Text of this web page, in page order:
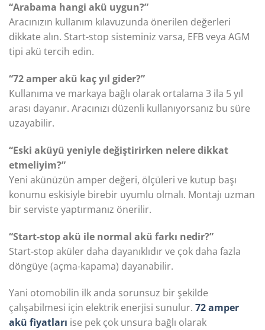
“Arabama hangi akü uygun?”
Aracınızın kullanım kılavuzunda önerilen değerleri
dikkate alın. Start-stop sisteminiz varsa, EFB veya AGM
tipi akü tercih edin.
“72 amper akü kaç yıl gider?”
Kullanıma ve markaya bağlı olarak ortalama 3 ila 5 yıl
arası dayanır. Aracınızı düzenli kullanıyorsanız bu süre
uzayabilir.
“Eski aküyü yeniyle değiştirirken nelere dikkat
etmeliyim?”
Yeni akünüzün amper değeri, ölçüleri ve kutup başı
konumu eskisiyle birebir uyumlu olmalı. Montajı uzman
bir serviste yaptırmanız önerilir.
“Start-stop akü ile normal akü farkı nedir?”
Start-stop aküler daha dayanıklıdır ve çok daha fazla
döngüye (açma-kapama) dayanabilir.
Yani otomobilin ilk anda sorunsuz bir şekilde
çalışabilmesi için elektrik enerjisi sunulur. 72 amper
akü fiyatları ise pek çok unsura bağlı olarak